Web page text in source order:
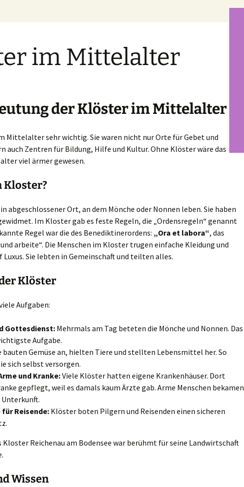
im Mittelalter
der Klöster im Mittelalter
Mittelalter sehr wichtig. Sie waren nicht nur Orte für Gebet und
auch Zentren für Bildung, Hilfe und Kultur. Ohne Klöster wäre das
viel ärmer gewesen.
Kloster?
abgeschlossener Ort, an dem Mönche oder Nonnen leben. Sie haben
Im Kloster gab es feste Regeln, die „Ordensregeln“ genannt
Regel war die des Benediktinerordens: „Ora et labora“, das
arbeite“. Die Menschen im Kloster trugen einfache Kleidung und
Sie lebten in Gemeinschaft und teilten alles.
Klöster
Aufgaben:
Gottesdienst: Mehrmals am Tag beteten die Mönche und Nonnen. Das
Aufgabe.
bauten Gemüse an, hielten Tiere und stellten Lebensmittel her. So
sich selbst versorgen.
und Kranke:Viele Klöster hatten eigene Krankenhäuser. Dort
gepflegt, weil es damals kaum Ärzte gab. Arme Menschen bekamen
Unterkunft.
Reisende:Klöster boten Pilgern und Reisenden einen sicheren
Kloster Reichenau am Bodensee war berühmt für seine Landwirtschaft
Wissen